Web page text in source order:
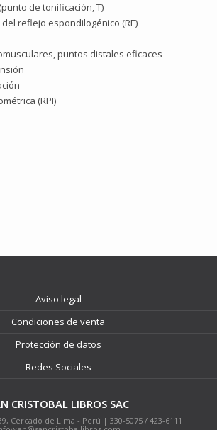
de tonificación, T)
reflejo espondilogénico (RE)
puntos distales eficaces
(RPI)
Aviso legal
Condiciones de venta
Protección de datos
Redes Sociales
CRISTOBAL LIBROS SAC
Cercado de Lima - Perú | 330-5075 / 423-6111 |